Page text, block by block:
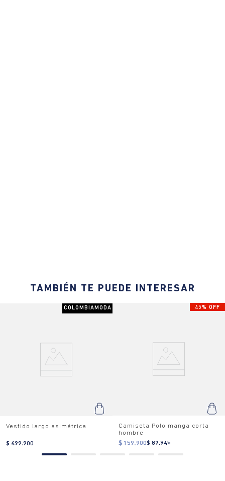
TAMBIÉN TE PUEDE INTERESAR
COLOMBIAMODA
Vestido largo asimétrica
$ 499.900
45% OFF
Camiseta Polo manga corta
hombre
$ 159.900$ 87.945